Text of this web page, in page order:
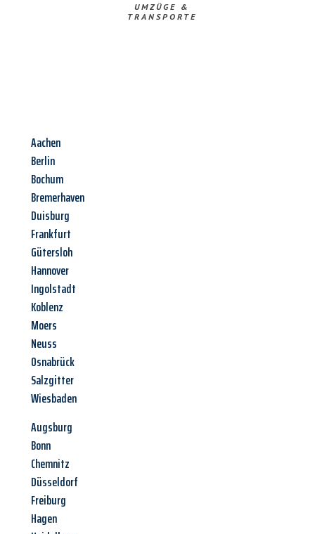
UMZÜGE &
TRANSPORTE
Aachen
Berlin
Bochum
Bremerhaven
Duisburg
Frankfurt
Gütersloh
Hannover
Ingolstadt
Koblenz
Moers
Neuss
Osnabrück
Salzgitter
Wiesbaden
Augsburg
Bonn
Chemnitz
Düsseldorf
Freiburg
Hagen